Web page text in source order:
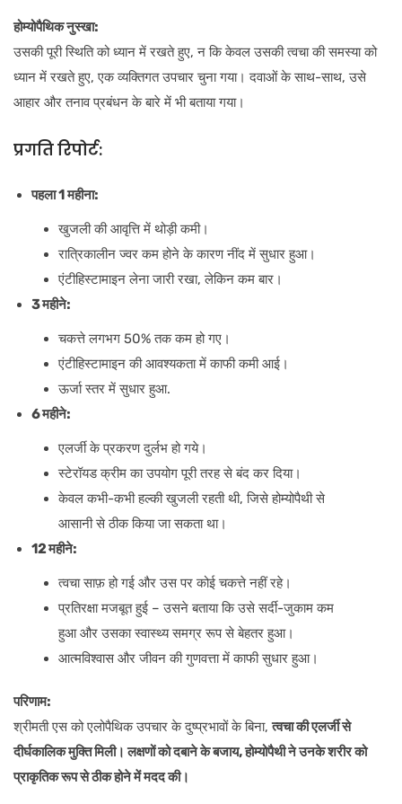
होम्योपैथिक नुस्खा:
उसकी पूरी स्थिति को ध्यान में रखते हुए, न कि केवल उसकी त्वचा की समस्या को
ध्यान में रखते हुए, एक व्यक्तिगत उपचार चुना गया। दवाओं के साथ-साथ, उसे
आहार और तनाव प्रबंधन के बारे में भी बताया गया।
प्रगति रिपोर्ट:
पहला 1 महीना:
खुजली की आवृत्ति में थोड़ी कमी।
रात्रिकालीन ज्वर कम होने के कारण नींद में सुधार हुआ।
एंटीहिस्टामाइन लेना जारी रखा, लेकिन कम बार।
3 महीने:
चकत्ते लगभग 50% तक कम हो गए।
एंटीहिस्टामाइन की आवश्यकता में काफी कमी आई।
ऊर्जा स्तर में सुधार हुआ.
6 महीने:
एलर्जी के प्रकरण दुर्लभ हो गये।
स्टेरॉयड क्रीम का उपयोग पूरी तरह से बंद कर दिया।
केवल कभी-कभी हल्की खुजली रहती थी, जिसे होम्योपैथी से
आसानी से ठीक किया जा सकता था।
12 महीने:
त्वचा साफ़ हो गई और उस पर कोई चकत्ते नहीं रहे।
प्रतिरक्षा मजबूत हुई – उसने बताया कि उसे सर्दी-जुकाम कम
हुआ और उसका स्वास्थ्य समग्र रूप से बेहतर हुआ।
आत्मविश्वास और जीवन की गुणवत्ता में काफी सुधार हुआ।
परिणाम:
श्रीमती एस को एलोपैथिक उपचार के दुष्प्रभावों के बिना,त्वचा की एलर्जी से
दीर्घकालिक मुक्ति मिली। लक्षणों को दबाने के बजाय,होम्योपैथी ने उनके शरीर को
प्राकृतिक रूप से ठीक होने में मदद की।